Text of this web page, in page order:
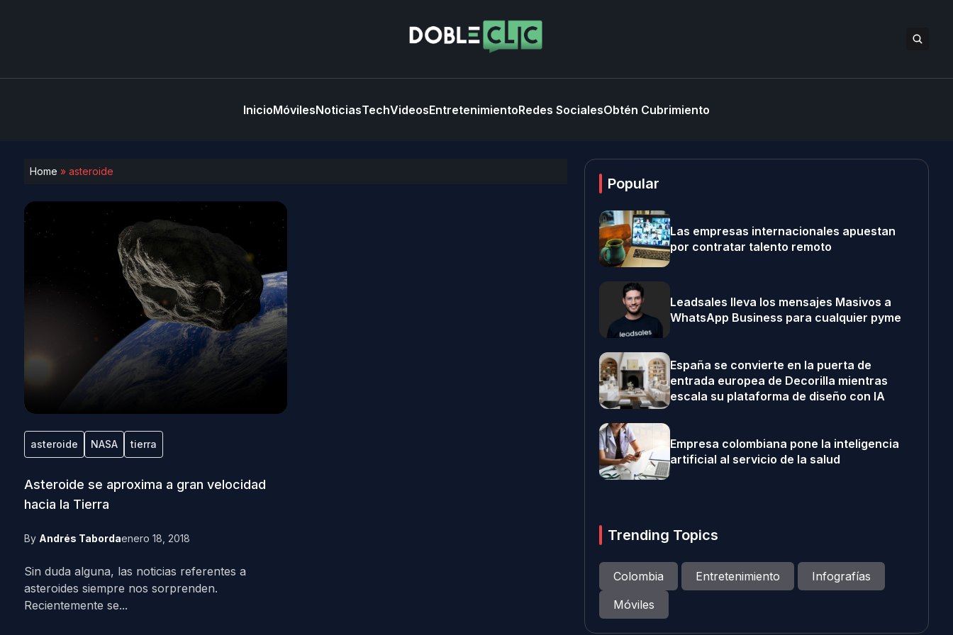
InicioMóvilesNoticiasTechVideosEntretenimientoRedes SocialesObtén Cubrimiento
Home » asteroide
asteroide NASA tierra
Asteroide se aproxima a gran velocidad
hacia la Tierra
By Andrés Tabordaenero 18, 2018
Sin duda alguna, las noticias referentes a
asteroides siempre nos sorprenden.
Recientemente se...
Popular
Las empresas internacionales apuestan
por contratar talento remoto
Leadsales lleva los mensajes Masivos a
WhatsApp Business para cualquier pyme
España se convierte en la puerta de
entrada europea de Decorilla mientras
escala su plataforma de diseño con IA
Empresa colombiana pone la inteligencia
artificial al servicio de la salud
Trending Topics
Colombia Entretenimiento
Infografías
Móviles